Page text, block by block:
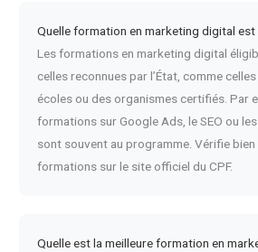
Quelle formation en marketing digital est
Les formations en marketing digital
celles reconnues par l’État, comme
écoles ou des organismes certifiés. Par
formations sur Google Ads, le SEO ou
sont souvent au programme. Vérifie
formations sur le site officiel du CPF.
Quelle est la meilleure formation en